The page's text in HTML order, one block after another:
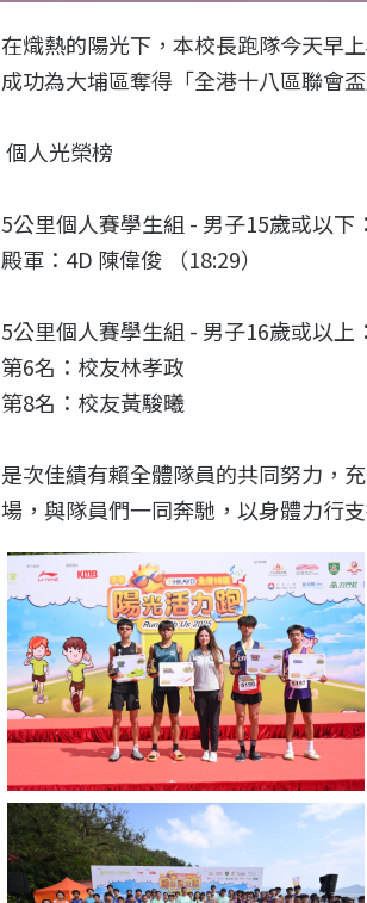
在熾熱的陽光下，本校長跑隊今天早
成功為大埔區奪得「全港十八區聯會
個人光榮榜
5公里個人賽學生組 - 男子15歲或以下：
殿軍：4D 陳偉俊 （18:29）
5公里個人賽學生組 - 男子16歲或以上：
第6名：校友林孝政
第8名：校友黃駿曦
是次佳績有賴全體隊員的共同努力，
場，與隊員們一同奔馳，以身體力行